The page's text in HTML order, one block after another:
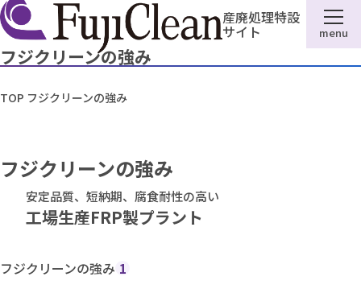
産廃処理特設
サイト menu
フジクリーンの強み
TOP フジクリーンの強み
フジクリーンの強み
安定品質、短納期、腐食耐性の高い
工場生産FRP製プラント
フジクリーンの強み 1